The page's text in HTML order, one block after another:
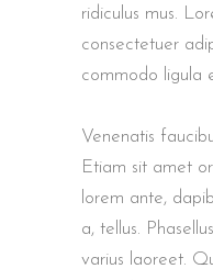
ridiculus mus.
consectetuer
commodo ligula
Venenatis
Etiam sit amet
lorem ante,
a, tellus.
varius laoreet.